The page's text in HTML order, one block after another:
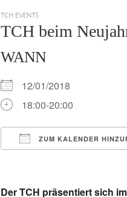
TCH EVENTS
TCH beim
WANN
12/01/2018
18:00-20:00
ZUM KALENDER
Der TCH präsentiert sich